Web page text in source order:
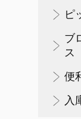
ピ
ブ
ス
便
入